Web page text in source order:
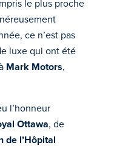
le plus proche
ce n’est pas
luxe qui ont été
Mark Motors,
l’honneur
Ottawa, de
de l’Hôpital